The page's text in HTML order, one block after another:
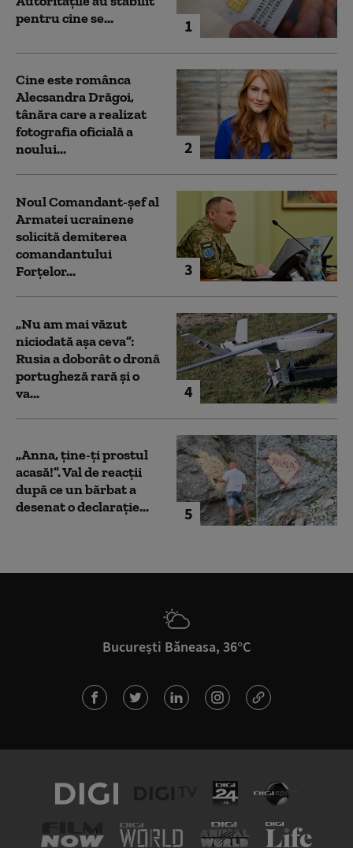
1
pentru cine se...
2
Cine este românca
Alecsandra Drăgoi,
tânăra care a realizat
fotografia oficială a
noului...
3
Noul Comandant-șef al
Armatei ucrainene
solicită demiterea
comandantului
Forțelor...
4
„Nu am mai văzut
niciodată așa ceva”:
Rusia a doborât o dronă
portugheză rară și o
va...
5
„Anna, ţine-ţi prostul
acasă!”. Val de reacții
după ce un bărbat a
desenat o declarație...
București Băneasa, 36°C